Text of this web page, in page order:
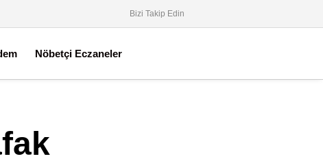
Bizi Takip Edin
Nöbetçi Eczaneler